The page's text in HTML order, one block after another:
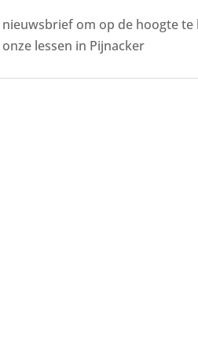
om op de hoogte te
lessen in Pijnacker